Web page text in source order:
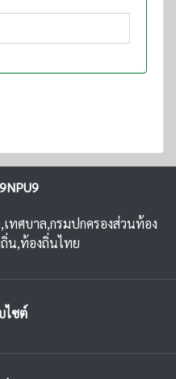
ทศบาล,กรมปกครองส่วนท้อง
น,ท้องถิ่นไทย
ไซต์